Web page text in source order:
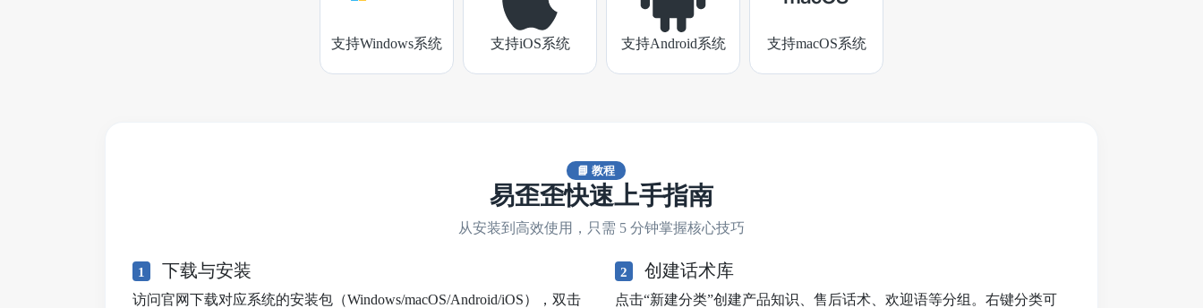
支持Windows系统 支持iOS系统 支持Android系统 支持macOS系统
📘 教程
易歪歪快速上手指南
从安装到高效使用，只需 5 分钟掌握核心技巧
1 下载与安装
访问官网下载对应系统的安装包（Windows/macOS/Android/iOS），双击
2 创建话术库
点击“新建分类”创建产品知识、售后话术、欢迎语等分组。右键分类可